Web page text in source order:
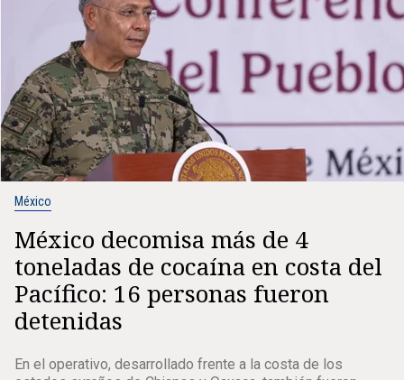
México
México decomisa más de 4
toneladas de cocaína en costa del
Pacífico: 16 personas fueron
detenidas
En el operativo, desarrollado frente a la costa de los